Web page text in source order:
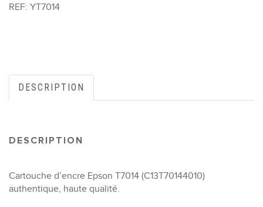
REF: YT7014
DESCRIPTION
DESCRIPTION
Cartouche d’encre Epson T7014 (C13T70144010)
authentique, haute qualité.